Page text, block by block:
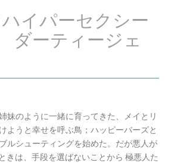
イパーセクシー
ダーティージェ
妹のように一緒に育ってきた、メイとリ
ようと幸せを呼ぶ鳥；ハッピーバーズと
ルシューティングを始めた。だが悪人が
きは、手段を選ばないことから 極悪人た